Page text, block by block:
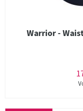
Warrior -